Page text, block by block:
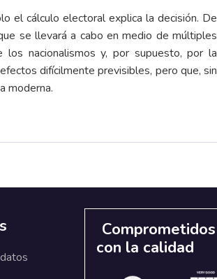
el cálculo electoral explica la decisión. De
se llevará a cabo en medio de múltiples
los nacionalismos y, por supuesto, por la
difícilmente previsibles, pero que, sin
moderna.
Comprometidos
con la calidad